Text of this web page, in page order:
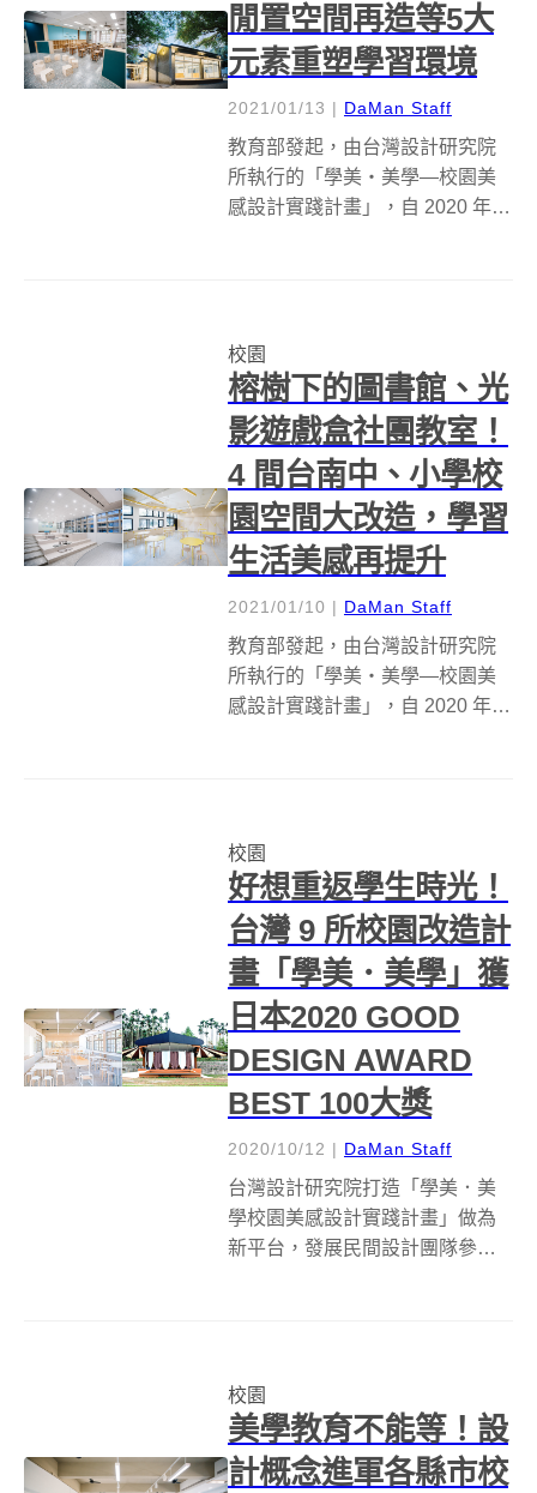
閒置空間再造等5大
元素重塑學習環境
2021/01/13 | DaMan Staff
教育部發起，由台灣設計研究院
所執行的「學美‧美學—校園美
感設計實踐計畫」，自 2020 年
個案例。改造依照...
校園
榕樹下的圖書館、光
影遊戲盒社團教室！
4 間台南中、小學校
園空間大改造，學習
生活美感再提升
2021/01/10 | DaMan Staff
教育部發起，由台灣設計研究院
所執行的「學美‧美學—校園美
感設計實踐計畫」，自 2020 年
個案例。改造...
校園
好想重返學生時光！
台灣 9 所校園改造計
畫「學美．美學」獲
日本2020 GOOD
DESIGN AWARD
BEST 100大獎
2020/10/12 | DaMan Staff
台灣設計研究院打造「學美．美
學校園美感設計實踐計畫」做為
新平台，發展民間設計團隊參與
脫穎而出，獲選日本國際級...
校園
美學教育不能等！設
計概念進軍各縣市校